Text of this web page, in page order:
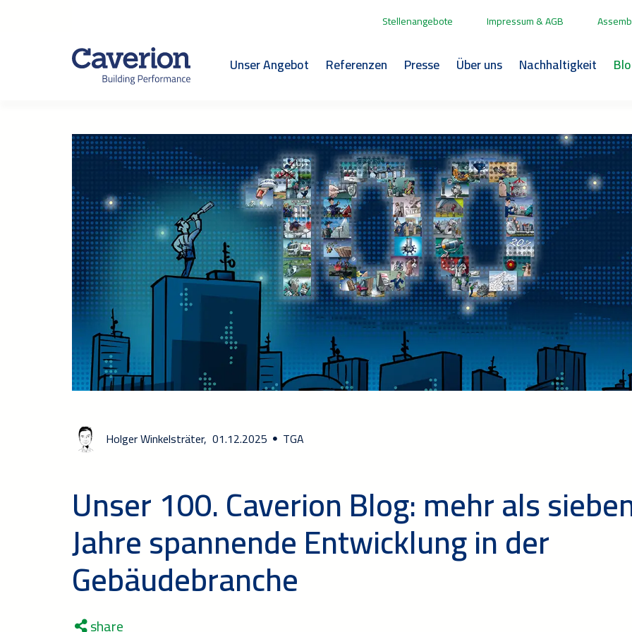
Stellenangebote Impressum & AGB
Unser Angebot Referenzen Presse Über uns Nachhaltigkeit
Holger Winkelsträter, 01.12.2025 TGA
Unser 100. Caverion Blog: mehr als
Jahre spannende Entwicklung in der
Gebäudebranche
share